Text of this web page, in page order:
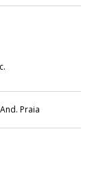
Praia